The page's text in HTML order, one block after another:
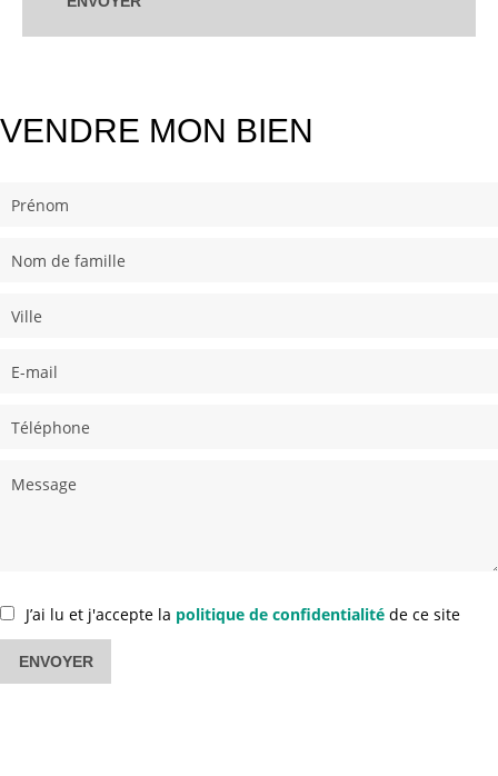
VENDRE MON BIEN
J’ai lu et j'accepte la politique de confidentialité de ce site
ENVOYER